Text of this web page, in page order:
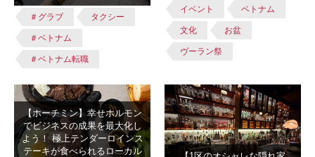
＃グラブ タクシー
＃ベトナム
＃ベトナム転職
イベント ベトナム
文化 お盆
ヴーラン祭
【ホーチミン】幸せホルモン
でビジネスの成果を最大化し
よう！ 極上テンダーロインス
テーキが食べられるローカル